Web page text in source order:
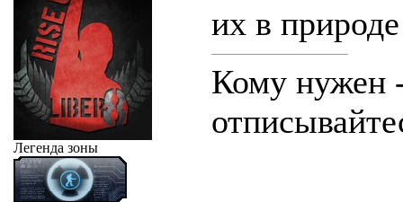
Легенда зоны
их в
Кому нужен